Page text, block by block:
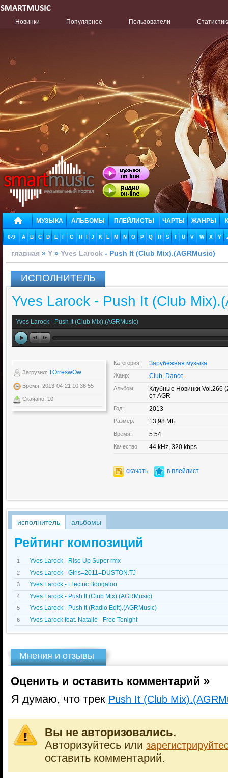
Новинки Популярное Пользователи
МУЗЫКА АЛЬБОМЫ ПЛЕЙЛИСТЫ ЧАРТЫ ЖАНРЫ
0-9 A B C D E F G H I J K L M N O P Q R S T U V W X Y
главная » Y » Yves Larock - Push It (Club Mix).(AGRMusic)
ИСПОЛНИТЕЛЬ
Yves Larock - Push It (Club
Yves Larock - Push It (Club Mix).(AGRMusic)
Загрузил: TOrreswOw
Время: 2013-04-21 10:36:55
Скачано: 10
Категория: Зарубежная музыка
Жанр: Club, Dance
Альбом:
Клубные Новинки Vol.266
от AGR
Год: 2013
Размер: 13,98 МБ
Время: 5:54
Качество: 44 kHz, 320 kbps
скачать в плейлист
исполнитель альбомы
Рейтинг композиций
1 Yves Larock - Rise Up Super rmx
2 Yves Larock - Girls=2011=DUSTON.TJ
3 Yves Larock - Electric Boogaloo
4 Yves Larock - Push It (Club Mix).(AGRMusic)
5 Yves Larock - Push It (Radio Edit).(AGRMusic)
6 Yves Larock feat. Natalie - Free Tonight
Мнения и отзывы
Оценить и оставить комментарий »
Я думаю, что трек Push It (Club
Вы не авторизовались.
Авторизуйтесь или
оставить комментарий.